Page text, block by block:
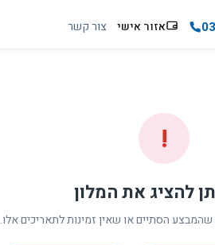
אזור אישי צור קשר
!
להציג את המלון
שהמבצע הסתיים או שאין זמינות לתאריכים אלו.